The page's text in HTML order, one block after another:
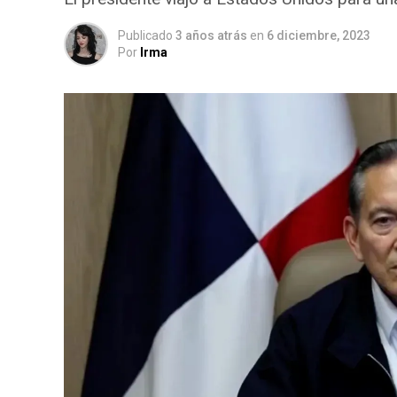
Publicado 3 años atrás en 6 diciembre, 2023
Por Irma